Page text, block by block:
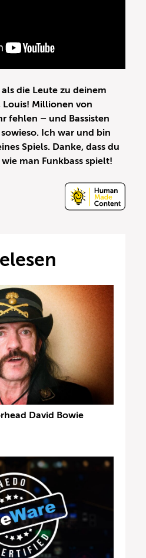
die Leute zu deinem
Millionen von
fehlen – und Bassisten
Ich war und bin
Spiels. Danke, dass du
man Funkbass spielt!
David Bowie